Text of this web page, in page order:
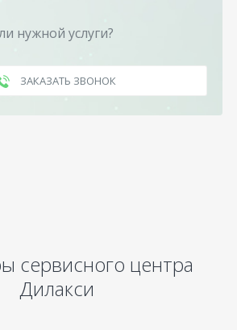
нужной услуги?
ЗАКАЗАТЬ ЗВОНОК
сервисного центра
Дилакси